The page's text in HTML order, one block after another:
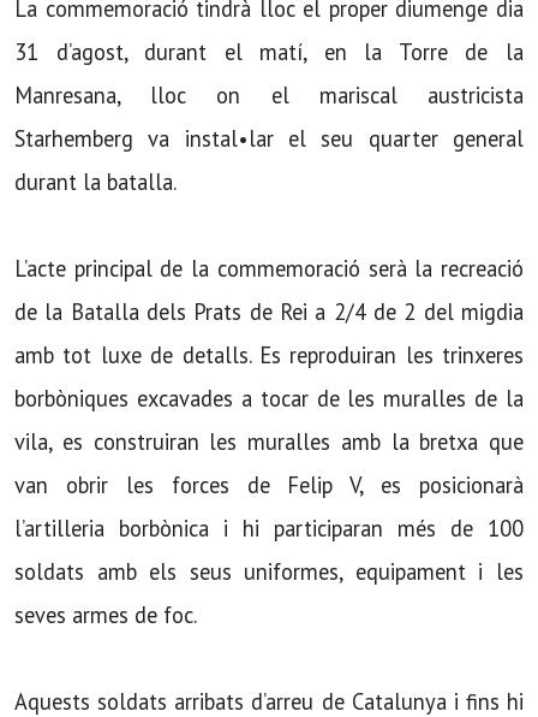
La commemoració tindrà lloc el proper diumenge dia
31 d’agost, durant el matí, en la Torre de la
Manresana, lloc on el mariscal austricista
Starhemberg va instal•lar el seu quarter general
durant la batalla.
L’acte principal de la commemoració serà la recreació
de la Batalla dels Prats de Rei a 2/4 de 2 del migdia
amb tot luxe de detalls. Es reproduiran les trinxeres
borbòniques excavades a tocar de les muralles de la
vila, es construiran les muralles amb la bretxa que
van obrir les forces de Felip V, es posicionarà
l’artilleria borbònica i hi participaran més de 100
soldats amb els seus uniformes, equipament i les
seves armes de foc.
Aquests soldats arribats d’arreu de Catalunya i fins hi